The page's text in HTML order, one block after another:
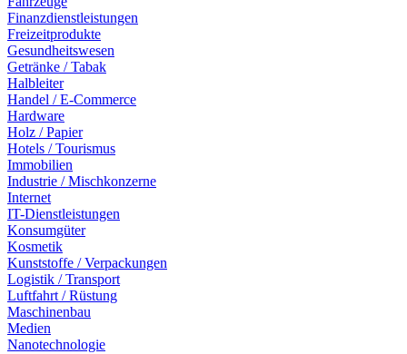
Finanzdienstleistungen
Freizeitprodukte
Gesundheitswesen
Getränke / Tabak
Halbleiter
Handel / E-Commerce
Hardware
Holz / Papier
Hotels / Tourismus
Immobilien
Industrie / Mischkonzerne
Internet
IT-Dienstleistungen
Konsumgüter
Kosmetik
Kunststoffe / Verpackungen
Logistik / Transport
Luftfahrt / Rüstung
Maschinenbau
Medien
Nanotechnologie